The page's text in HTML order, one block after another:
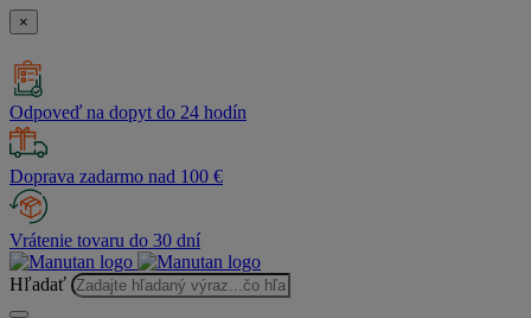
×
Odpoveď na dopyt do 24 hodín
Doprava zadarmo nad 100 €
Vrátenie tovaru do 30 dní
Hľadať